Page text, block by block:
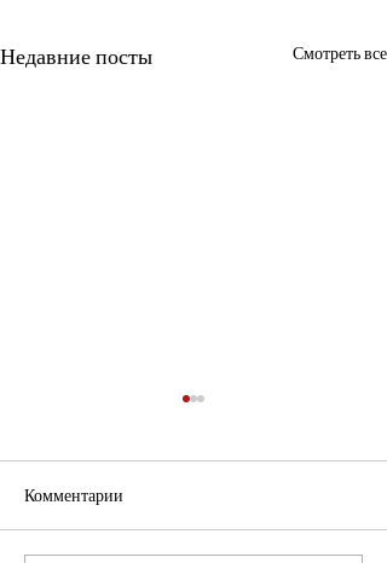
Недавние посты Смотреть все
Комментарии